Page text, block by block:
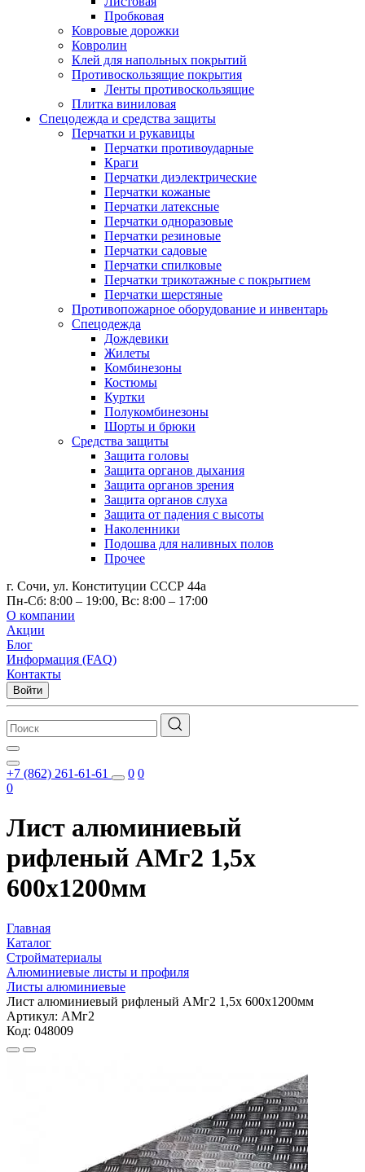
Пробковая
Ковровые дорожки
Ковролин
Клей для напольных покрытий
Противоскользящие покрытия
Ленты противоскользящие
Плитка виниловая
Спецодежда и средства защиты
Перчатки и рукавицы
Перчатки противоударные
Краги
Перчатки диэлектрические
Перчатки кожаные
Перчатки латексные
Перчатки одноразовые
Перчатки резиновые
Перчатки садовые
Перчатки спилковые
Перчатки трикотажные с покрытием
Перчатки шерстяные
Противопожарное оборудование и инвентарь
Спецодежда
Дождевики
Жилеты
Комбинезоны
Костюмы
Куртки
Полукомбинезоны
Шорты и брюки
Средства защиты
Защита головы
Защита органов дыхания
Защита органов зрения
Защита органов слуха
Защита от падения с высоты
Наколенники
Подошва для наливных полов
Прочее
г. Сочи, ул. Конституции СССР 44а
Пн-Сб: 8:00 – 19:00, Вс: 8:00 – 17:00
О компании
Акции
Блог
Информация (FAQ)
Контакты
Войти
+7 (862) 261-61-61 0 0
0
Лист алюминиевый
рифленый АМг2 1,5х
600х1200мм
Главная
Каталог
Стройматериалы
Алюминиевые листы и профиля
Листы алюминиевые
Лист алюминиевый рифленый АМг2 1,5х 600х1200мм
Артикул: АМг2
Код: 048009